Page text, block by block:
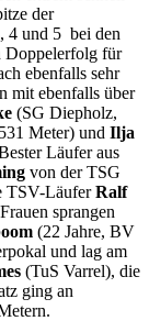
der
4 und 5 bei den
Doppelerfolg für
ebenfalls sehr
mit ebenfalls über
(SG Diepholz,
Meter) und Ilja
Läufer aus
von der TSG
TSV-LäuferRalf
sprangen
(22 Jahre, BV
und lag am
(TuS Varrel), die
ging an